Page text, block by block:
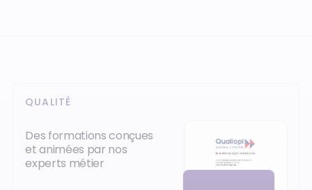
QUALITÉ
Des formations conçues
et animées par nos
experts métier